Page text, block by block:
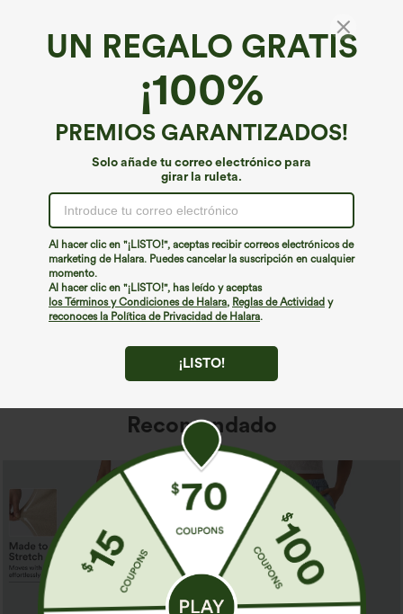
UN REGALO GRATIS
¡100%
PREMIOS GARANTIZADOS!
Solo añade tu correo electrónico para
girar la ruleta.
Al hacer clic en "¡LISTO!", aceptas recibir correos electrónicos de
marketing de Halara. Puedes cancelar la suscripción en cualquier
momento.
Al hacer clic en "¡LISTO!", has leído y aceptas
los Términos y Condiciones de Halara, Reglas de Actividad y
reconoces la Política de Privacidad de Halara.
¡LISTO!
¡Ups!
No podemos encontrar la página que estás buscando.
Seguir comprando
Recomendado